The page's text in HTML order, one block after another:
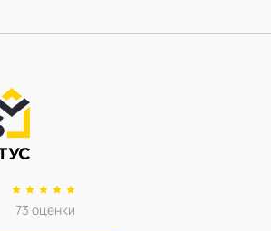
73 оценки